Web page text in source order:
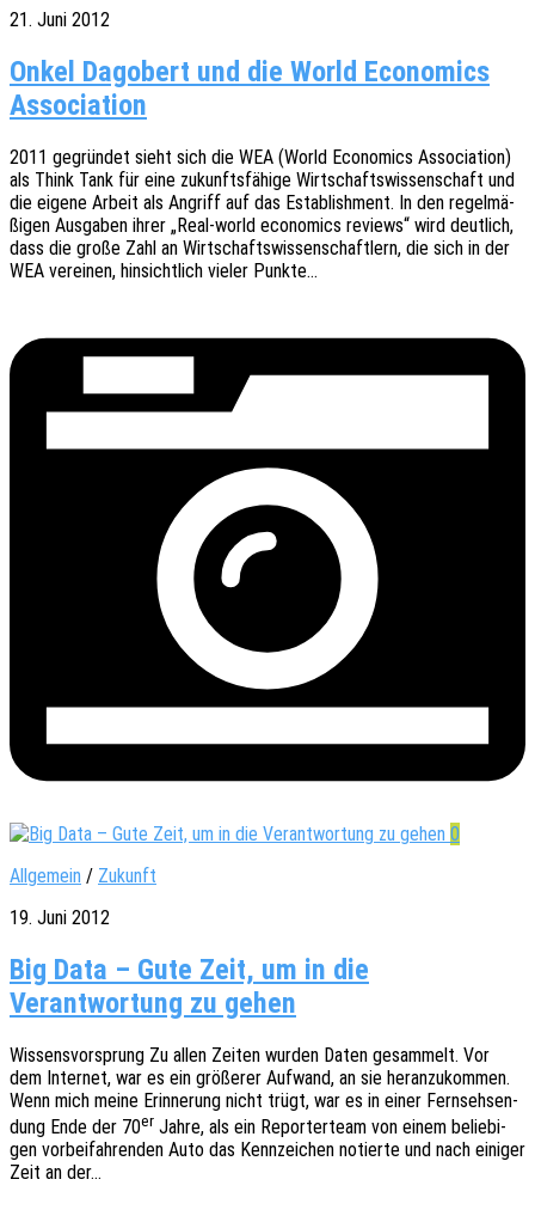
21. Juni 2012
Onkel Dagobert und die World Economics
Association
2011 gegrün­det sieht sich die WEA (World Econo­mics Asso­cia­ti­on)
als Think Tank für eine zukunfts­fä­hi­ge Wirt­schafts­wis­sen­schaft und
die eigene Arbeit als Angriff auf das Estab­lish­ment. In den regel­mä­
ßi­gen Ausga­ben ihrer „Real-world econo­mics reviews“ wird deut­lich,
dass die große Zahl an Wirt­schafts­wis­sen­schaft­lern, die sich in der
WEA verei­nen, hinsicht­lich vieler Punkte…
0
Allgemein / Zukunft
19. Juni 2012
Big Data – Gute Zeit, um in die
Verantwortung zu gehen
Wissens­vor­sprung Zu allen Zeiten wurden Daten gesam­melt. Vor
dem Inter­net, war es ein größe­rer Aufwand, an sie heran­zu­kom­men.
Wenn mich meine Erin­ne­rung nicht trügt, war es in einer Fern­seh­sen­
dung Ende der 70er Jahre, als ein Repor­ter­team von einem belie­bi­
gen vorbei­fah­ren­den Auto das Kenn­zei­chen notier­te und nach eini­ger
Zeit an der…